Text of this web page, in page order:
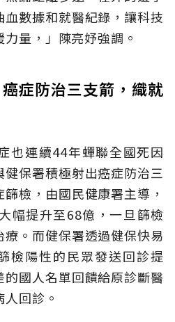
數據和就醫紀錄，讓科技
量，」陳亮妤強調。
症防治三支箭，織就
也連續44年蟬聯全國死因
保署積極射出癌症防治三
檢，由國民健康署主導，
幅提升至68億，一旦篩檢
。而健保署透過健保快易
檢陽性的民眾發送回診提
國人名單回饋給原診斷醫
回診。